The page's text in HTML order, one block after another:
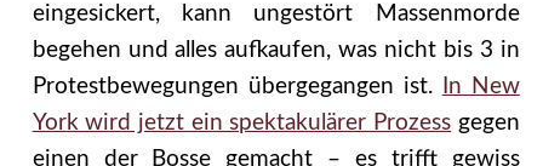
eingesickert, kann ungestört Massenmorde
begehen und alles aufkaufen, was nicht bis 3 in
Protestbewegungen übergegangen ist.
In New
York wird jetzt ein spektakulärer Prozess gegen
einen der Bosse gemacht – es trifft gewiss